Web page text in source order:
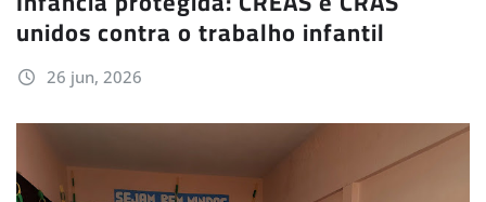
unidos contra o trabalho infantil
26 jun, 2026